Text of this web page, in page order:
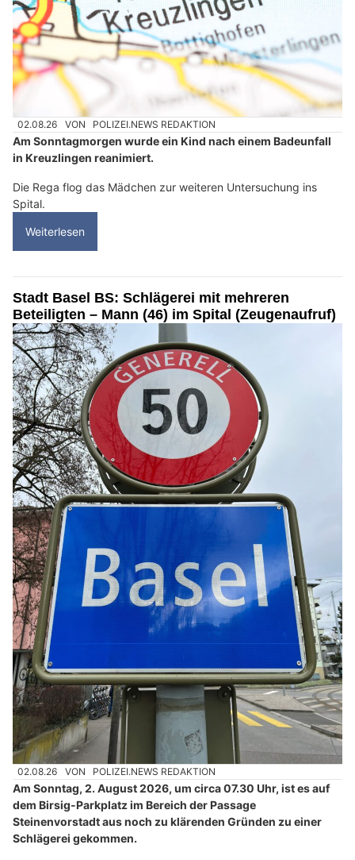
02.08.26 VON POLIZEI.NEWS REDAKTION
Am Sonntagmorgen wurde ein Kind nach einem Badeunfall
in Kreuzlingen reanimiert.
Die Rega flog das Mädchen zur weiteren Untersuchung ins
Spital.
Weiterlesen
Stadt Basel BS: Schlägerei mit mehreren
Beteiligten – Mann (46) im Spital (Zeugenaufruf)
02.08.26 VON POLIZEI.NEWS REDAKTION
Am Sonntag, 2. August 2026, um circa 07.30 Uhr, ist es auf
dem Birsig-Parkplatz im Bereich der Passage
Steinenvorstadt aus noch zu klärenden Gründen zu einer
Schlägerei gekommen.